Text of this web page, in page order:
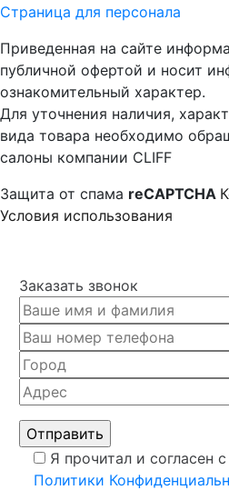
Страница для персонала
Приведенная на сайте
публичной офертой и носит
ознакомительный характер.
Для уточнения наличия,
вида товара необходимо
салоны компании CLIFF
Защита от спама reCAPTCHA
Условия использования
Заказать звонок
Я прочитал и согласен
Политики